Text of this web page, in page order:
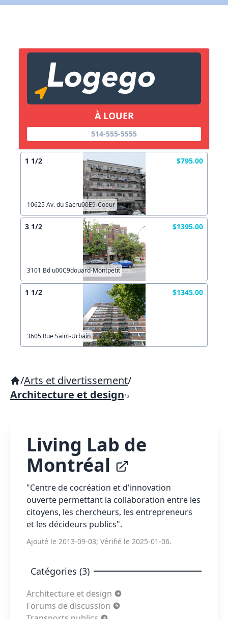
À LOUER
514-555-5555
1 1/2 $795.00
10625 Av. du Sacru00E9-Coeur
3 1/2 $1395.00
3101 Bd u00C9douard-Montpetit
1 1/2 $1345.00
3605 Rue Saint-Urbain
/Arts et divertissement/
Architecture et design
Living Lab de
Montréal
"Centre de cocréation et d'innovation
ouverte permettant la collaboration entre les
citoyens, les chercheurs, les entrepreneurs
et les décideurs publics".
Ajouté le 2013-09-03; Vérifié le 2025-01-06.
Catégories (3)
Architecture et design
Forums de discussion
Copier lien
X Fermer Envoyez